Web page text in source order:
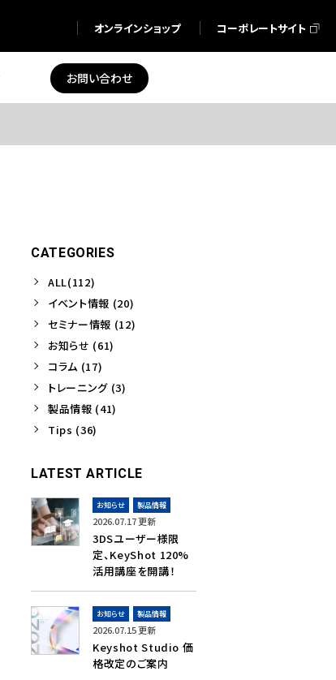
オンラインショップ コーポレートサイト
お問い合わせ
CATEGORIES
ALL(112)
イベント情報 (20)
セミナー情報 (12)
お知らせ (61)
コラム (17)
トレーニング (3)
製品情報 (41)
Tips (36)
LATEST ARTICLE
お知らせ 製品情報
2026.07.17 更新
3DSユーザー様限
定、KeyShot 120%
活用講座を開講！
お知らせ 製品情報
2026.07.15 更新
Keyshot Studio 価
格改定のご案内